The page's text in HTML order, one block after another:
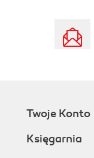
Twoje Konto
Księgarnia